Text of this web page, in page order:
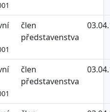
člen
představenstva
člen
představenstva